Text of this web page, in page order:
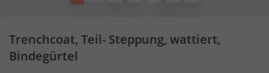
1
Trenchcoat, Teil- Steppung, wattiert,
Bindegürtel